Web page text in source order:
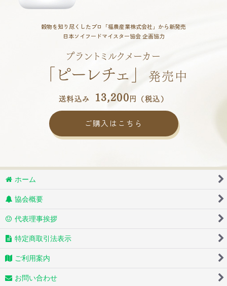
穀物を知り尽くしたプロ「福農産業株式会社」から新発売
日本ソイフードマイスター協会 企画協力
プラントミルクメーカー
「ピーレチェ」 発売中
送料込み 13,200 円（税込）
ご購入はこちら
ホーム
協会概要
代表理事挨拶
特定商取引法表示
ご利用案内
お問い合わせ